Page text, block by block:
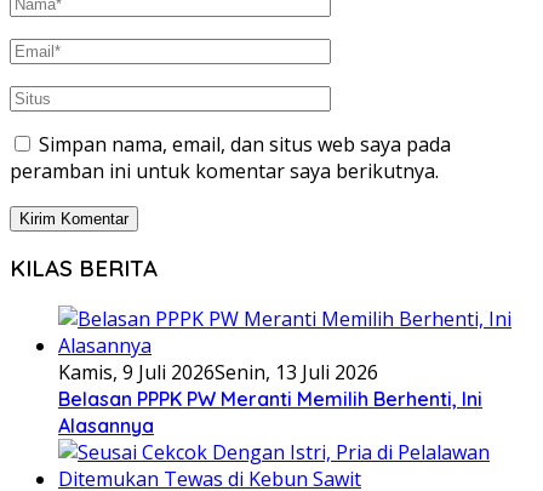
Simpan nama, email, dan situs web saya pada
peramban ini untuk komentar saya berikutnya.
KILAS BERITA
Kamis, 9 Juli 2026Senin, 13 Juli 2026
Belasan PPPK PW Meranti Memilih Berhenti, Ini
Alasannya